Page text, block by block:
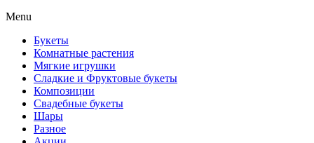
Menu
Букеты
Комнатные растения
Мягкие игрушки
Сладкие и Фруктовые букеты
Композиции
Свадебные букеты
Шары
Разное